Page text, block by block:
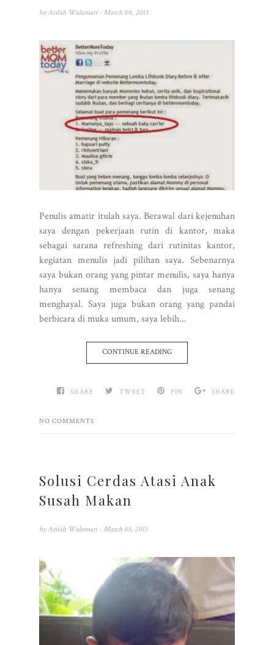
by Arifah Wulansari - March 04, 2013
Penulis amatir itulah saya. Berawal dari kejenuhan
saya dengan pekerjaan rutin di kantor, maka
sebagai sarana refreshing dari rutinitas kantor,
kegiatan menulis jadi pilihan saya. Sebenarnya
saya bukan orang yang pintar menulis, saya hanya
hanya senang membaca dan juga senang
menghayal. Saya juga bukan orang yang pandai
berbicara di muka umum, saya lebih...
CONTINUE READING
SHARE TWEET PIN SHARE
NO COMMENTS
Solusi Cerdas Atasi Anak
Susah Makan
by Arifah Wulansari - March 03, 2013